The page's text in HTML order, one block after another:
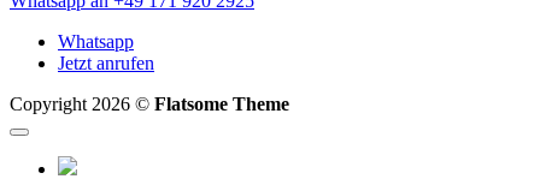
Whatsapp
Jetzt anrufen
Copyright 2026 © Flatsome Theme